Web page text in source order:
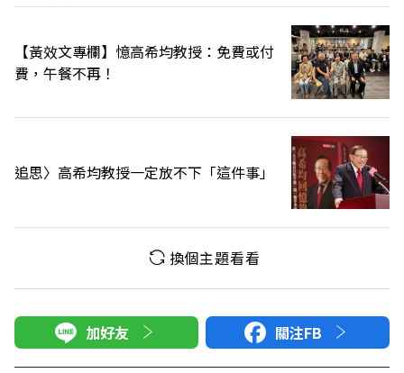
【黃效文專欄】憶高希均教授：免費或付
費，午餐不再！
追思〉高希均教授一定放不下「這件事」
換個主題看看
加好友 關注FB